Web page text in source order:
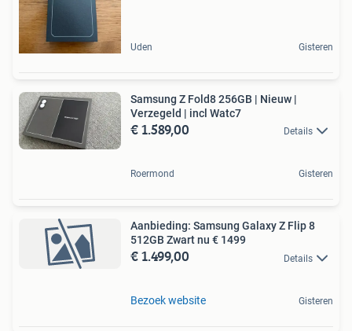
Uden Gisteren
Samsung Z Fold8 256GB | Nieuw |
Verzegeld | incl Watc7
€ 1.589,00 Details
Roermond Gisteren
Aanbieding: Samsung Galaxy Z Flip 8
512GB Zwart nu € 1499
€ 1.499,00 Details
Bezoek website Gisteren